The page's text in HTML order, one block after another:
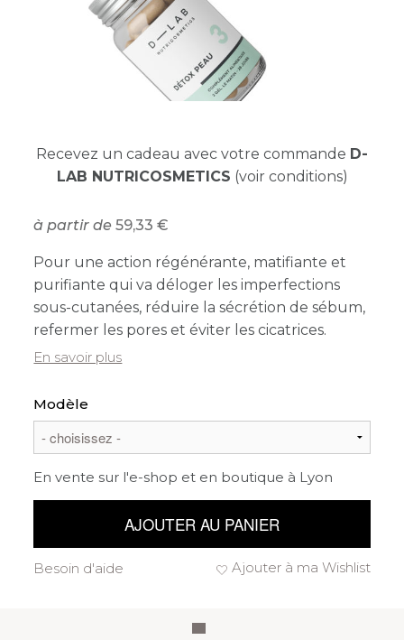
Recevez un cadeau avec votre commande D-
LAB NUTRICOSMETICS (voir conditions)
à partir de 59,33
Pour une action régénérante, matifiante et
purifiante qui va déloger les imperfections
sous-cutanées, réduire la sécrétion de sébum,
refermer les pores et éviter les cicatrices.
En savoir plus
Modèle
En vente sur l'e-shop et en boutique à Lyon
AJOUTER AU PANIER
Ajouter à ma Wishlist
Besoin d'aide